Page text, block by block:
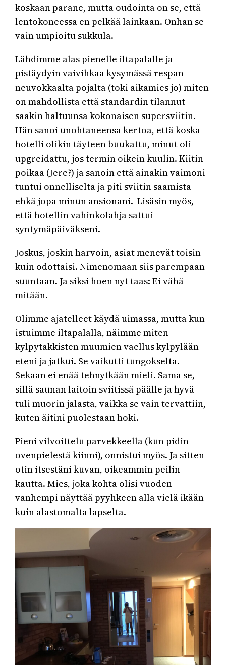
koskaan parane, mutta oudointa on se, että
lentokoneessa en pelkää lainkaan. Onhan se
vain umpioitu sukkula.
Lähdimme alas pienelle iltapalalle ja
pistäydyin vaivihkaa kysymässä respan
neuvokkaalta pojalta (toki aikamies jo) miten
on mahdollista että standardin tilannut
saakin haltuunsa kokonaisen supersviitin.
Hän sanoi unohtaneensa kertoa, että koska
hotelli olikin täyteen buukattu, minut oli
upgreidattu, jos termin oikein kuulin. Kiitin
poikaa (Jere?) ja sanoin että ainakin vaimoni
tuntui onnelliselta ja piti sviitin saamista
ehkä jopa minun ansionani. Lisäsin myös,
että hotellin vahinkolahja sattui
syntymäpäiväkseni.
Joskus, joskin harvoin, asiat menevät toisin
kuin odottaisi. Nimenomaan siis parempaan
suuntaan. Ja siksi hoen nyt taas: Ei vähä
mitään.
Olimme ajatelleet käydä uimassa, mutta kun
istuimme iltapalalla, näimme miten
kylpytakkisten muumien vaellus kylpylään
eteni ja jatkui. Se vaikutti tungokselta.
Sekaan ei enää tehnytkään mieli. Sama se,
sillä saunan laitoin sviitissä päälle ja hyvä
tuli muorin jalasta, vaikka se vain tervattiin,
kuten äitini puolestaan hoki.
Pieni vilvoittelu parvekkeella (kun pidin
ovenpielestä kiinni), onnistui myös. Ja sitten
otin itsestäni kuvan, oikeammin peilin
kautta. Mies, joka kohta olisi vuoden
vanhempi näyttää pyyhkeen alla vielä ikään
kuin alastomalta lapselta.